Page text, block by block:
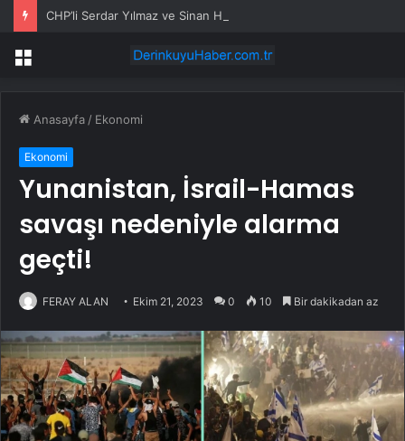
CHP’li Serdar Yılmaz ve Sinan Hano’dan OGC’ye ziyaret
Menü
Anasayfa / Ekonomi
Ekonomi
Yunanistan, İsrail-Hamas
savaşı nedeniyle alarma
geçti!
FERAY ALAN Ekim 21, 2023 0 10 Bir dakikadan az